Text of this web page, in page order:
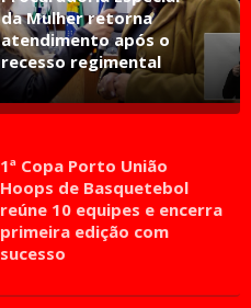
da Mulher retorna
atendimento após o
recesso regimental
1ª Copa Porto União
Hoops de Basquetebol
reúne 10 equipes e encerra
primeira edição com
sucesso